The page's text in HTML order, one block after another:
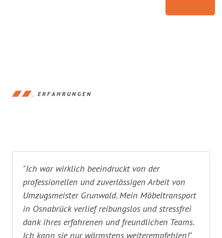
ERFAHRUNGEN
"Ich war wirklich beeindruckt von der
professionellen und zuverlässigen Arbeit von
Umzugsmeister Grunwald. Mein Möbeltransport
in Osnabrück verlief reibungslos und stressfrei
dank ihres erfahrenen und freundlichen Teams.
Ich kann sie nur wärmstens weiterempfehlen!"